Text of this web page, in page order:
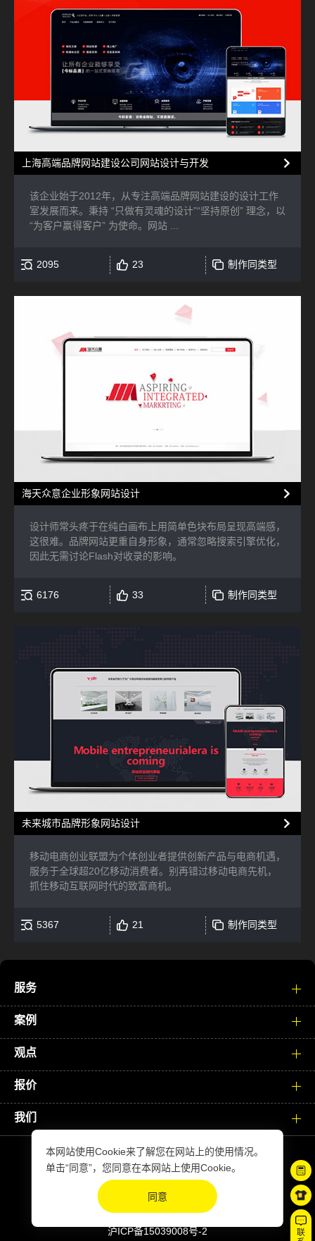
上海高端品牌网站建设公司网站设计与开发
该企业始于2012年，从专注高端品牌网站建设的设计工作
室发展而来。秉持 “只做有灵魂的设计”“坚持原创” 理念，以
“为客户赢得客户” 为使命。网站 ...
2095 23 制作同类型
海天众意企业形象网站设计
设计师常头疼于在纯白画布上用简单色块布局呈现高端感，
这很难。品牌网站更重自身形象，通常忽略搜索引擎优化，
因此无需讨论Flash对收录的影响。
6176 33 制作同类型
未来城市品牌形象网站设计
移动电商创业联盟为个体创业者提供创新产品与电商机遇，
服务于全球超20亿移动消费者。别再错过移动电商先机，
抓住移动互联网时代的致富商机。
5367 21 制作同类型
服务
案例
观点
报价
我们
Copyright © xiyuesheji.com. All Rights Reserved
站点地图 | 免责声明隐私政策
沪ICP备15039008号-2
联
本网站使用Cookie来了解您在网站上的使用情况。
单击“同意”，您同意在本网站上使用Cookie。
同意